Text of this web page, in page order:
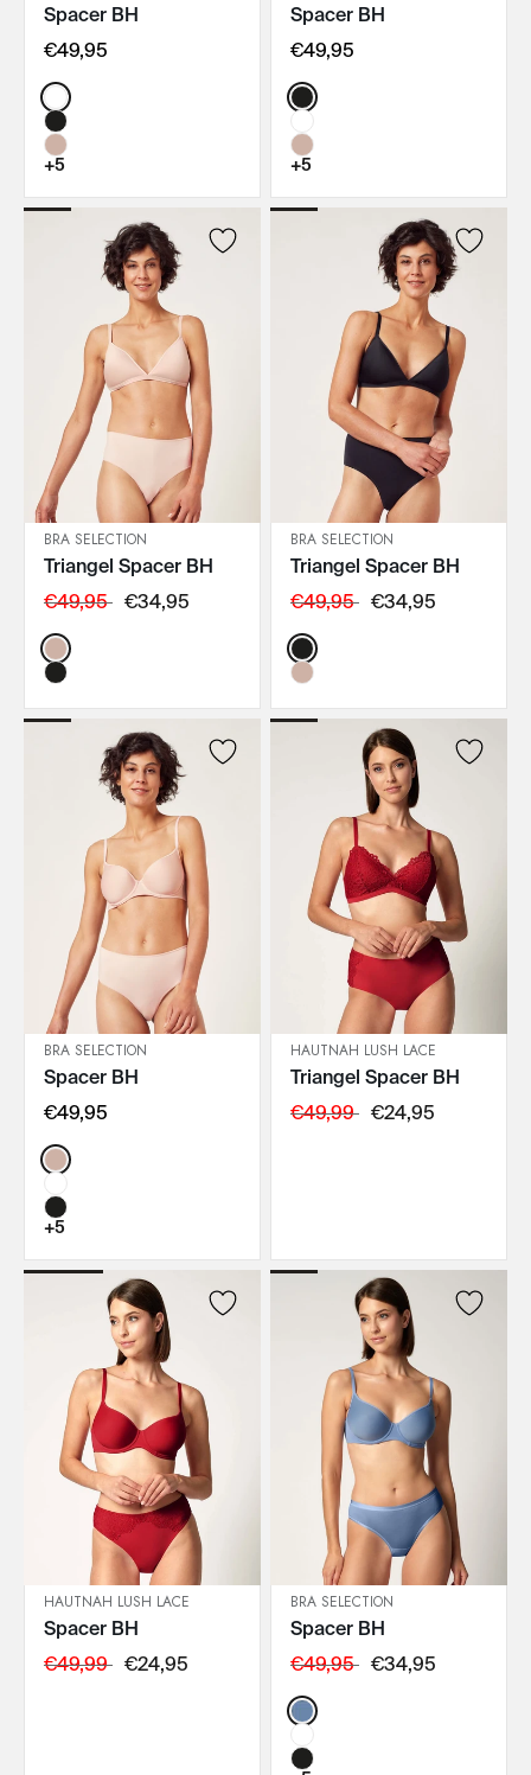
IN DEN WARENKORB
Spacer BH
€49,95
Color:
+5
IN DEN WARENKORB
Spacer BH
€49,95
Color:
+5
IN DEN WARENKORB
BRA SELECTION
Triangel Spacer BH
€49,95 €34,95
Color:
IN DEN WARENKORB
BRA SELECTION
Triangel Spacer BH
€49,95 €34,95
Color:
IN DEN WARENKORB
BRA SELECTION
Spacer BH
€49,95
Color:
+5
IN DEN WARENKORB
HAUTNAH LUSH LACE
Triangel Spacer BH
€49,99 €24,95
IN DEN WARENKORB
HAUTNAH LUSH LACE
Spacer BH
€49,99 €24,95
IN DEN WARENKORB
BRA SELECTION
Spacer BH
€49,95 €34,95
Color: